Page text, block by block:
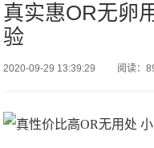
真实惠OR无卵
验
2020-09-29 13:39:29 阅读：